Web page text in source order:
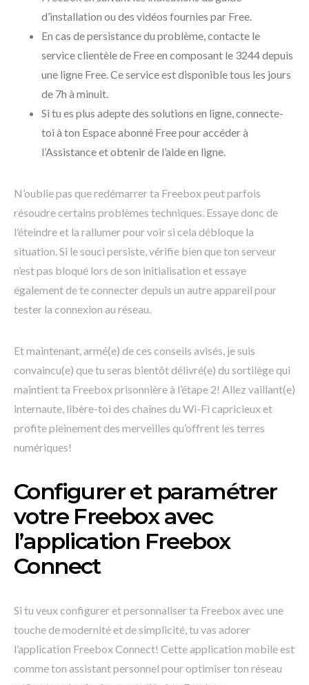
d’installation ou des vidéos fournies par Free.
En cas de persistance du problème, contacte le
service clientèle de Free en composant le 3244 depuis
une ligne Free. Ce service est disponible tous les jours
de 7h à minuit.
Si tu es plus adepte des solutions en ligne, connecte-
toi à ton Espace abonné Free pour accéder à
l’Assistance et obtenir de l’aide en ligne.
N’oublie pas que redémarrer ta Freebox peut parfois
résoudre certains problèmes techniques. Essaye donc de
l’éteindre et la rallumer pour voir si cela débloque la
situation. Si le souci persiste, vérifie bien que ton serveur
n’est pas bloqué lors de son initialisation et essaye
également de te connecter depuis un autre appareil pour
tester la connexion au réseau.
Et maintenant, armé(e) de ces conseils avisés, je suis
convaincu(e) que tu seras bientôt délivré(e) du sortilège qui
maintient ta Freebox prisonnière à l’étape 2! Allez vaillant(e)
internaute, libère-toi des chaînes du Wi-Fi capricieux et
profite pleinement des merveilles qu’offrent les terres
numériques!
Configurer et paramétrer
votre Freebox avec
l’application Freebox
Connect
Si tu veux configurer et personnaliser ta Freebox avec une
touche de modernité et de simplicité, tu vas adorer
l’application Freebox Connect! Cette application mobile est
comme ton assistant personnel pour optimiser ton réseau